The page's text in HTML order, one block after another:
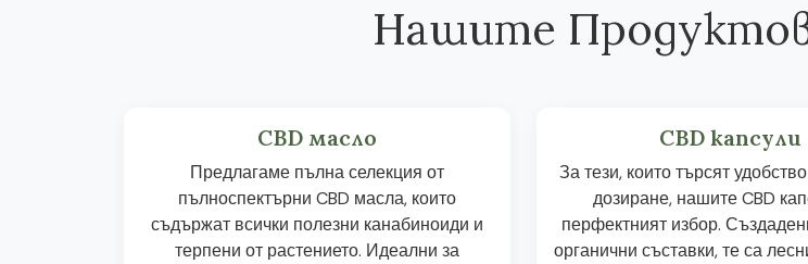
Нашите
CBD масло
Предлагаме пълна селекция от
пълноспектърни CBD масла, които
съдържат всички полезни канабиноиди и
терпени от растението. Идеални за
CBD капсули
За тези, които търсят
дозиране, нашите CBD
перфектният избор.
органични съставки, те са